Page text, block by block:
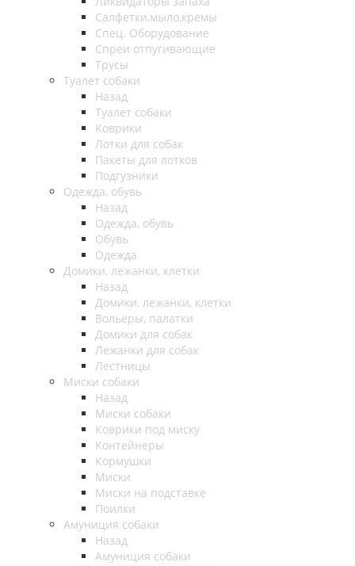
Салфетки,мыло,кремы
Спец. Оборудование
Спреи отпугивающие
Трусы
Туалет собаки
Назад
Туалет собаки
Коврики
Лотки для собак
Пакеты для лотков
Подгузники
Одежда, обувь
Назад
Одежда, обувь
Обувь
Одежда
Домики, лежанки, клетки
Назад
Домики, лежанки, клетки
Вольеры, палатки
Домики для собак
Лежанки для собак
Лестницы
Миски собаки
Назад
Миски собаки
Коврики под миску
Контейнеры
Кормушки
Миски
Миски на подставке
Поилки
Амуниция собаки
Назад
Амуниция собаки